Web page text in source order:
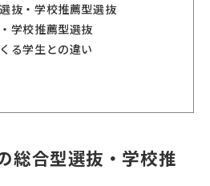
抜・学校推薦型選抜
学校推薦型選抜
る学生との違い
総合型選抜・学校推